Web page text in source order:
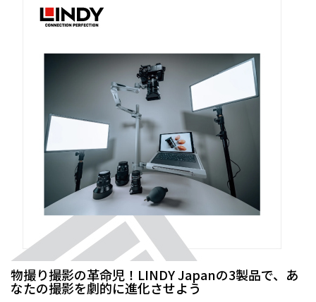
物撮り撮影の革命児！LINDY Japanの3製品で、あ
なたの撮影を劇的に進化させよう